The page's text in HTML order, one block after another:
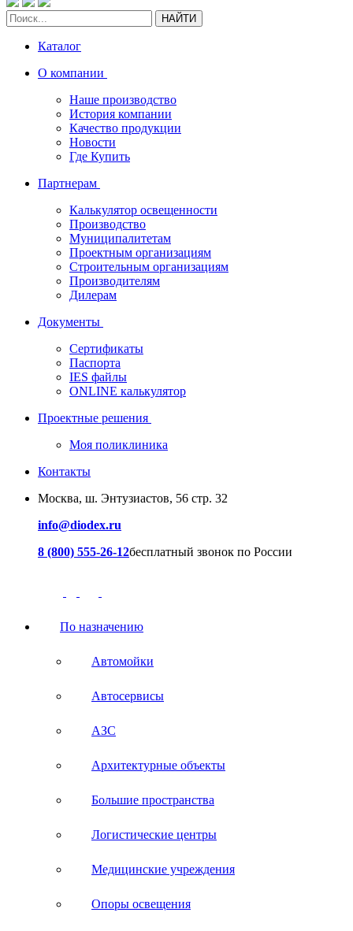
НАЙТИ
Каталог
О компании
Наше производство
История компании
Качество продукции
Новости
Где Купить
Партнерам
Калькулятор освещенности
Производство
Муниципалитетам
Проектным организациям
Строительным организациям
Производителям
Дилерам
Документы
Сертификаты
Паспорта
IES файлы
ONLINE калькулятор
Проектные решения
Моя поликлиника
Контакты
Москва, ш. Энтузиастов, 56 стр. 32
info@diodex.ru
8 (800) 555-26-12бесплатный звонок по России
По назначению
Автомойки
Автосервисы
АЗС
Архитектурные объекты
Большие пространства
Логистические центры
Медицинские учреждения
Опоры освещения